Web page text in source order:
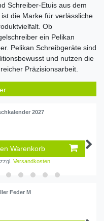
Schreiber-Etuis aus dem
die Marke für verlässliche
Ob
ein Pelikan
Pelikan Schreibgeräte sind
und nutzen die
Präzisionsarbeit.
2027
Warenkorb
zzgl.Versandkosten
Feder M